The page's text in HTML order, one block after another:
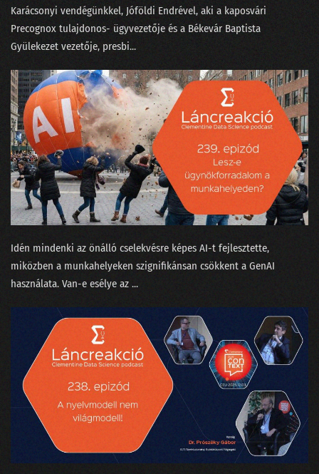
02. Az MI üveggömbje
01. Humanoid robotok
Karácsonyi vendégünkkel, Jóföldi Endrével, aki a kaposvári
⁠Precognox⁠ tulajdonos- ügyvezetője és a Békevár Baptista
Gyülekezet⁠⁠ vezetője, presbi...
Idén mindenki az önálló cselekvésre képes AI-t fejlesztette,
miközben a munkahelyeken szignifikánsan csökkent a GenAI
használata. Van-e esélye az ...